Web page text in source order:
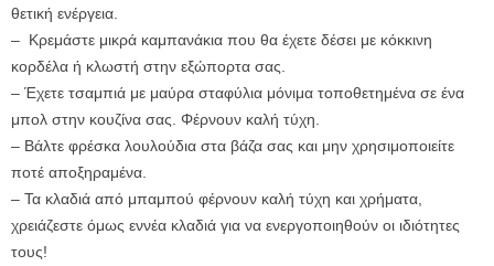
θετική ενέργεια.
– Κρεμάστε μικρά καμπανάκια που θα έχετε δέσει με κόκκινη
κορδέλα ή κλωστή στην εξώπορτα σας.
– Έχετε τσαμπιά με μαύρα σταφύλια μόνιμα τοποθετημένα σε ένα
μπολ στην κουζίνα σας. Φέρνουν καλή τύχη.
– Βάλτε φρέσκα λουλούδια στα βάζα σας και μην χρησιμοποιείτε
ποτέ αποξηραμένα.
– Τα κλαδιά από μπαμπού φέρνουν καλή τύχη και χρήματα,
χρειάζεστε όμως εννέα κλαδιά για να ενεργοποιηθούν οι ιδιότητες
τους!